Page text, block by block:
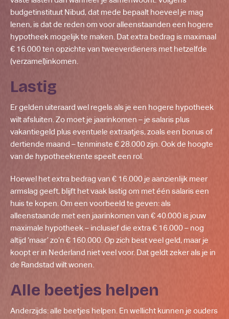
budgetinstituut Nibud, dat mede bepaalt hoeveel je mag
lenen, is dat de reden om voor alleenstaanden een hogere
hypotheek mogelijk te maken. Dat extra bedrag is maximaal
€ 16.000 ten opzichte van tweeverdieners met hetzelfde
(verzamel)inkomen.
Lastig
Er gelden uiteraard wel regels als je een hogere hypotheek
wilt afsluiten. Zo moet je jaarinkomen – je salaris plus
vakantiegeld plus eventuele extraatjes, zoals een bonus of
dertiende maand – tenminste € 28.000 zijn. Ook de hoogte
van de hypotheekrente speelt een rol.
Hoewel het extra bedrag van € 16.000 je aanzienlijk meer
armslag geeft, blijft het vaak lastig om met één salaris een
huis te kopen. Om een voorbeeld te geven: als
alleenstaande met een jaarinkomen van € 40.000 is jouw
maximale hypotheek – inclusief die extra € 16.000 – nog
altijd ‘maar’ zo’n € 160.000. Op zich best veel geld, maar je
koopt er in Nederland niet veel voor. Dat geldt zeker als je in
de Randstad wilt wonen.
Alle beetjes helpen
Anderzijds: alle beetjes helpen. En wellicht kunnen je ouders